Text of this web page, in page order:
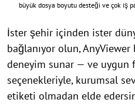
büyük dosya boyutu desteği ve çok iş
İster şehir içinden ister
bağlanıyor olun,
deneyim sunar — ve uygun
seçenekleriyle, kurumsal
etiketi olmadan elde